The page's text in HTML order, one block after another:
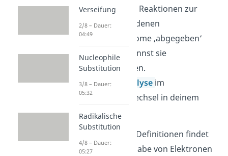
gehörten auch Reaktionen zur
Oxidation, bei denen
Wasserstoffatome ‚abgegeben‘
werden. Du nennst sie
Dehydrierungen.
Beispiel:
Glykolyse im
Energiestoffwechsel in deinem
Körper.
Bei allen Definitionen findet
trotzdem eine Abgabe von Elektronen
Verseifung
2/8 – Dauer:
04:49
Nucleophile
Substitution
3/8 – Dauer:
05:32
Radikalische
Substitution
4/8 – Dauer:
05:27